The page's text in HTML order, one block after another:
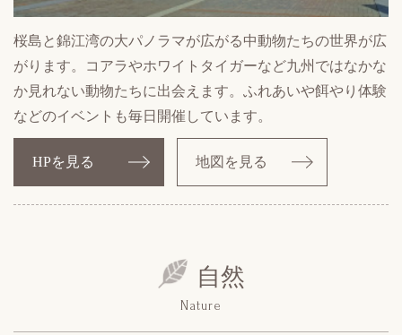
桜島と錦江湾の大パノラマが広がる中動物たちの世界が広
がります。コアラやホワイトタイガーなど九州ではなかな
か見れない動物たちに出会えます。ふれあいや餌やり体験
などのイベントも毎日開催しています。
HPを見る 地図を見る
自然
Nature